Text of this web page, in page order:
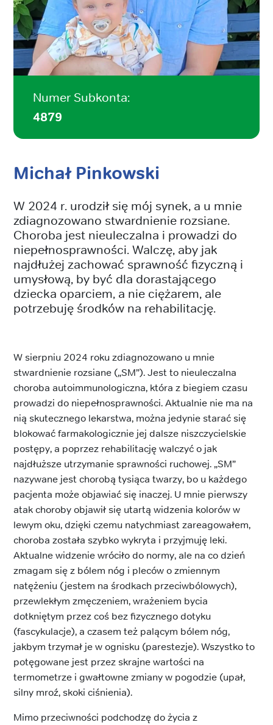
Numer Subkonta:
4879
Michał Pinkowski
W 2024 r. urodził się mój synek, a u mnie
zdiagnozowano stwardnienie rozsiane.
Choroba jest nieuleczalna i prowadzi do
niepełnosprawności. Walczę, aby jak
najdłużej zachować sprawność fizyczną i
umysłową, by być dla dorastającego
dziecka oparciem, a nie ciężarem, ale
potrzebuję środków na rehabilitację.
W sierpniu 2024 roku zdiagnozowano u mnie
stwardnienie rozsiane („SM”). Jest to nieuleczalna
choroba autoimmunologiczna, która z biegiem czasu
prowadzi do niepełnosprawności. Aktualnie nie ma na
nią skutecznego lekarstwa, można jedynie starać się
blokować farmakologicznie jej dalsze niszczycielskie
postępy, a poprzez rehabilitację walczyć o jak
najdłuższe utrzymanie sprawności ruchowej. „SM”
nazywane jest chorobą tysiąca twarzy, bo u każdego
pacjenta może objawiać się inaczej. U mnie pierwszy
atak choroby objawił się utartą widzenia kolorów w
lewym oku, dzięki czemu natychmiast zareagowałem,
choroba została szybko wykryta i przyjmuję leki.
Aktualne widzenie wróciło do normy, ale na co dzień
zmagam się z bólem nóg i pleców o zmiennym
natężeniu (jestem na środkach przeciwbólowych),
przewlekłym zmęczeniem, wrażeniem bycia
dotkniętym przez coś bez fizycznego dotyku
(fascykulacje), a czasem też palącym bólem nóg,
jakbym trzymał je w ognisku (parestezje). Wszystko to
potęgowane jest przez skrajne wartości na
termometrze i gwałtowne zmiany w pogodzie (upał,
silny mroź, skoki ciśnienia).
Mimo przeciwności podchodzę do życia z